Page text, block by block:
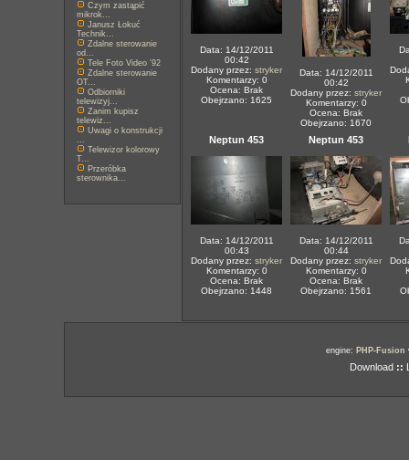
Czym zastąpić
mikrok...
Janusz Łokuć
Technik...
Zdalne sterowanie
od...
Tele Foto Video '92
Zdalne sterowanie
OT...
Odbiorniki
telewizyj...
Zanim kupisz
telewiz...
Uwagi o konstrukcji
...
Telewizor kolorowy
T...
Przeróbka
sterownika...
Data: 14/12/2011
00:42
Dodany przez: stryker
Komentarzy: 0
Ocena: Brak
Obejrzano: 1625
Data: 14/12/2011
00:42
Dodany przez: stryker
Komentarzy: 0
Ocena: Brak
Obejrzano: 1670
Neptun 453
Data: 14/12/2011
00:43
Dodany przez: stryker
Komentarzy: 0
Ocena: Brak
Obejrzano: 1448
Neptun 453
Data: 14/12/2011
00:44
Dodany przez: stryker
Komentarzy: 0
Ocena: Brak
Obejrzano: 1561
engine: PHP-Fusion
Download ::